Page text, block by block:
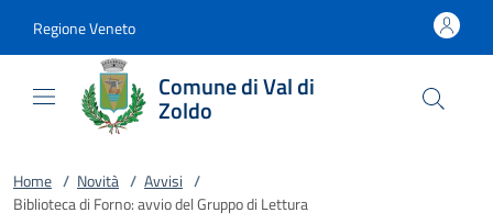
Regione Veneto
Comune di Val di
Zoldo
Home / Novità / Avvisi /
Biblioteca di Forno: avvio del Gruppo di Lettura